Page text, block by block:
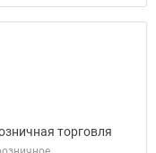
торговля